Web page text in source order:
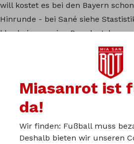
will kostet es bei den Bayern
Hinrunde - bei Sané siehe
klar bei uns seine Parade
KurtRambis
Jens Jeremies hat 2001 seine
Bayern die CL gewonnen.
(ohne ihn wäre wohl im HF gegen
Miasanrot ist
da!
Wir finden: Fußball muss
Deshalb bieten wir unseren